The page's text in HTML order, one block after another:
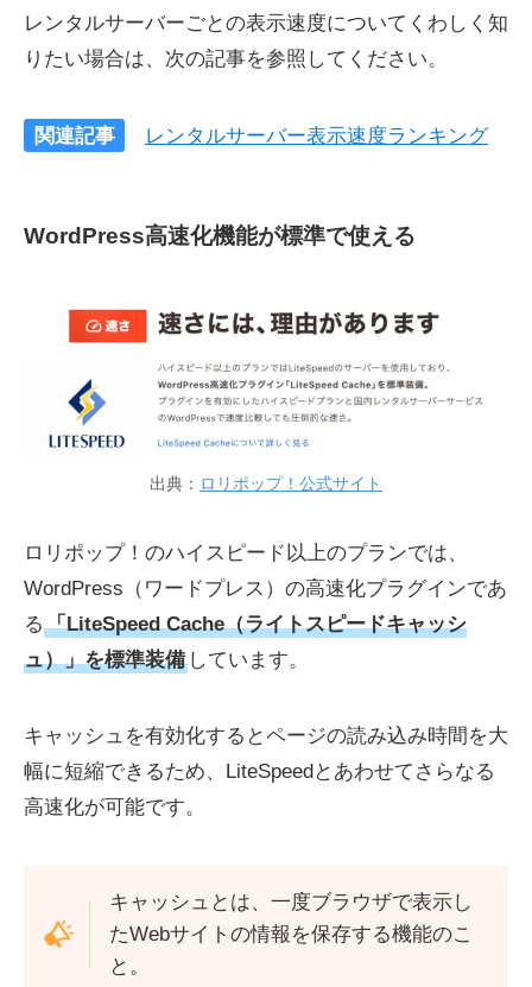
レンタルサーバーごとの表示速度についてくわしく知
りたい場合は、次の記事を参照してください。
関連記事 レンタルサーバー表示速度ランキング
WordPress高速化機能が標準で使える
出典： ロリポップ！公式サイト
ロリポップ！のハイスピード以上のプランでは、
WordPress（ワードプレス）の高速化プラグインであ
る 「LiteSpeed Cache（ライトスピードキャッシ
ュ）」を標準装備 しています。
キャッシュを有効化するとページの読み込み時間を大
幅に短縮できるため、LiteSpeedとあわせてさらなる
高速化が可能です。
キャッシュとは、一度ブラウザで表示し
たWebサイトの情報を保存する機能のこ
と。